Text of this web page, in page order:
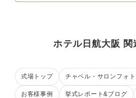
ホテル日航大阪 関
式場トップ チャペル・サロンフォ
お客様事例 挙式レポート&ブログ